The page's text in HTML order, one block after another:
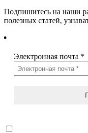
Подпишитесь на наши
полезных статей,
Электронная почта *